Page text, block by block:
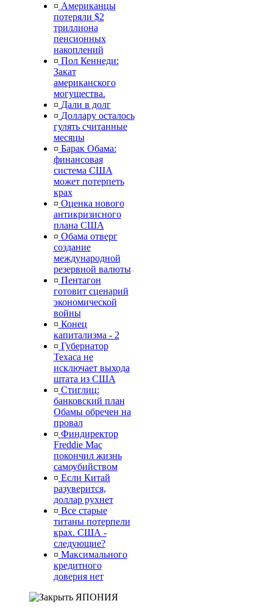
¤ Американцы
потеряли $2
триллиона
пенсионных
накоплений
¤ Пол Кеннеди:
Закат
американского
могущества.
¤ Дали в долг
¤ Доллару осталось
гулять считанные
месяцы
¤ Барак Обама:
финансовая
система США
может потерпеть
крах
¤ Оценка нового
антикризисного
плана США
¤ Обама отверг
создание
международной
резервной валюты
¤ Пентагон
готовит сценарий
экономической
войны
¤ Конец
капитализма - 2
¤ Губернатор
Техаса не
исключает выхода
штата из США
¤ Стиглиц:
банковский план
Обамы обречен на
провал
¤ Финдиректор
Freddie Mac
покончил жизнь
самоубийством
¤ Если Китай
разуверится,
доллар рухнет
¤ Все старые
титаны потерпели
крах. США -
следующие?
¤ Максимального
кредитного
доверия нет
ЯПОНИЯ